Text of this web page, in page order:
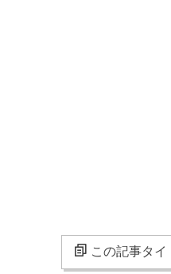
この記事タ